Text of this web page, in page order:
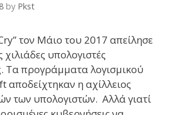
by Pkst
τον Μάιο του 2017 απείλησε
χιλιάδες υπολογιστές
Τα προγράμματα λογισμικού
αποδείχτηκαν η αχίλλειος
των υπολογιστών. Αλλά γιατί